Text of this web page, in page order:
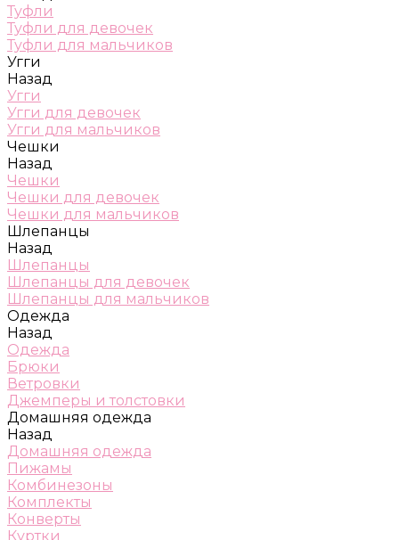
Туфли
Туфли для девочек
Туфли для мальчиков
Угги
Назад
Угги
Угги для девочек
Угги для мальчиков
Чешки
Назад
Чешки
Чешки для девочек
Чешки для мальчиков
Шлепанцы
Назад
Шлепанцы
Шлепанцы для девочек
Шлепанцы для мальчиков
Одежда
Назад
Одежда
Брюки
Ветровки
Джемперы и толстовки
Домашняя одежда
Назад
Домашняя одежда
Пижамы
Комбинезоны
Комплекты
Конверты
Куртки